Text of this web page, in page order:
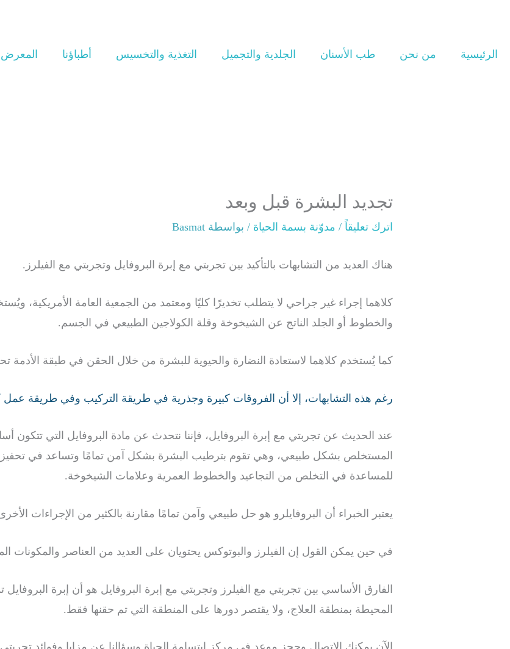
المحتوىالرئيسية من نحن طب الأسنان الجلدية والتجميل التغذية والتخسيس أطباؤنا المعرض
تجديد البشرة قبل وبعد
اترك تعليقاً / مدوّنة بسمة الحياة / بواسطة Basmat
هناك العديد من التشابهات بالتأكيد بين تجربتي مع إبرة البروفايل وتجربتي مع الفيلرز.
كلاهما إجراء غير جراحي لا يتطلب تخديرًا كليًا ومعتمد من الجمعية العامة الأمريكية،
والخطوط أو الجلد الناتج عن الشيخوخة وقلة الكولاجين الطبيعي في الجسم.
كما يُستخدم كلاهما لاستعادة النضارة والحيوية للبشرة من خلال الحقن في طبقة الأدمة
رغم هذه التشابهات، إلا أن الفروقات كبيرة وجذرية في طريقة التركيب وفي طريقة عمل
عند الحديث عن تجربتي مع إبرة البروفايل، فإننا نتحدث عن مادة البروفايل التي تتكون
المستخلص بشكل طبيعي، وهي تقوم بترطيب البشرة بشكل آمن تمامًا وتساعد في
للمساعدة في التخلص من التجاعيد والخطوط العمرية وعلامات الشيخوخة.
يعتبر الخبراء أن البروفايلرو هو حل طبيعي وآمن تمامًا مقارنة بالكثير من الإجراءات
في حين يمكن القول إن الفيلرز والبوتوكس يحتويان على العديد من العناصر والمكونات
الفارق الأساسي بين تجربتي مع الفيلرز وتجربتي مع إبرة البروفايل هو أن إبرة البروفايل
المحيطة بمنطقة العلاج، ولا يقتصر دورها على المنطقة التي تم حقنها فقط.